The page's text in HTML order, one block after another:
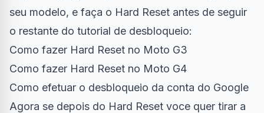
seu modelo, e faça o Hard Reset antes de seguir
o restante do tutorial de desbloqueio:
Como fazer Hard Reset no Moto G3
Como fazer Hard Reset no Moto G4
Como efetuar o desbloqueio da conta do Google
Agora se depois do Hard Reset voce quer tirar a